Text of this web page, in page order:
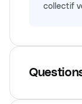
collectif